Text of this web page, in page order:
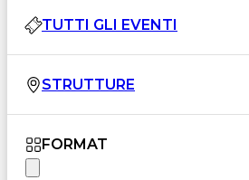
TUTTI GLI EVENTI
STRUTTURE
FORMAT